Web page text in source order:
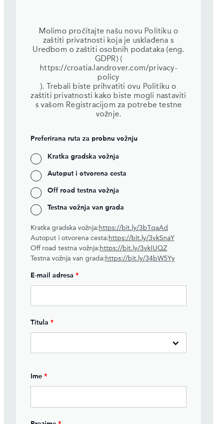
Molimo pročitajte našu novu Politiku o
zaštiti privatnosti koja je usklađena s
Uredbom o zaštiti osobnih podataka (eng.
GDPR) (
https://croatia.landrover.com/privacy-
policy
). Trebali biste prihvatiti ovu Politiku o
zaštiti privatnosti kako biste mogli nastaviti
s vašom Registracijom za potrebe testne
vožnje.
Preferirana ruta za probnu vožnju
Kratka gradska vožnja
Autoput i otvorena cesta
Off road testna vožnja
Testna vožnja van grada
Kratka gradska vožnja: https://bit.ly/3bTqaAd
Autoput i otvorena cesta: https://bit.ly/3vkSnaY
Off road testna vožnja: https://bit.ly/3vkIUQZ
Testna vožnja van grada: https://bit.ly/34bW5Yy
E-mail adresa *
Titula *
Ime *